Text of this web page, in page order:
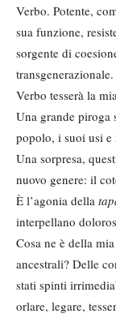
Verbo. Potente,
sua funzione,
sorgente di
Verbo tesserà la
Una grande piroga
popolo, i suoi usi e
Una sorpresa,
nuovo genere: il
È l’agonia della
interpellano
Cosa ne è della
ancestrali? Delle
stati spinti
orlare, legare,